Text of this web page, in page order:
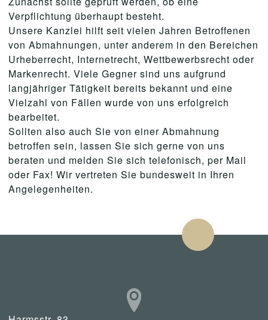
Verpflichtung überhaupt besteht.
Unsere Kanzlei hilft seit vielen Jahren Betroffenen
von Abmahnungen, unter anderem in den Bereichen
Urheberrecht, Internetrecht, Wettbewerbsrecht oder
Markenrecht. Viele Gegner sind uns aufgrund
langjähriger Tätigkeit bereits bekannt und eine
Vielzahl von Fällen wurde von uns erfolgreich
bearbeitet.
Sollten also auch Sie von einer Abmahnung
betroffen sein, lassen Sie sich gerne von uns
beraten und melden Sie sich telefonisch, per Mail
oder Fax! Wir vertreten Sie bundesweit in Ihren
Angelegenheiten.